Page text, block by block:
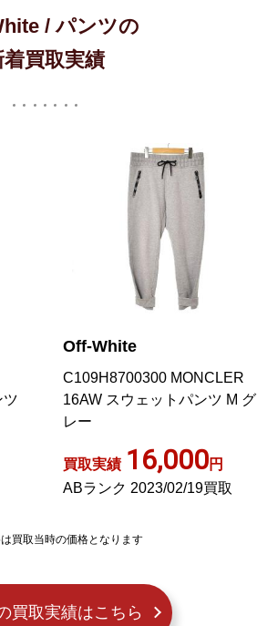
/ パンツの
着買取実績
ツ
Off-White
C109H8700300 MONCLER
16AW スウェットパンツ M グ
レー
買取実績 16,000円
ABランク 2023/02/19買取
買取当時の価格となります
買取実績はこちら